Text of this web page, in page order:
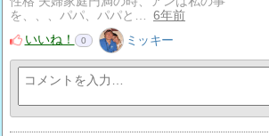
を、、、パパ、パパと…
6年前
いいね！
0 ミッキー